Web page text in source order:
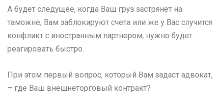
А будет следущее, когда Ваш груз застрянет на
таможне, Вам заблокируют счета или же у Вас случится
конфликт с иностранным партнером, нужно будет
реагировать быстро.
При этом первый вопрос, который Вам задаст адвокат,
– где Ваш внешнеторговый контракт?